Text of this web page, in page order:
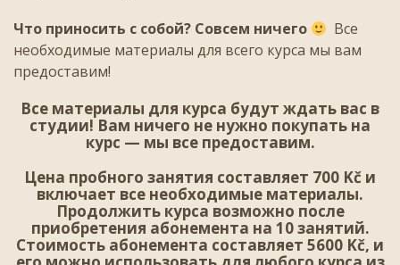
Что приносить с собой? Совсем ничего
Все
необходимые материалы для всего курса мы вам
предоставим!
Все материалы для курса будут ждать вас в
студии! Вам ничего не нужно покупать на
курс — мы все предоставим.
Цена пробного занятия составляет 700 Kč и
включает все необходимые материалы.
Продолжить курса возможно после
приобретения абонемента на 10 занятий.
Стоимость абонемента составляет 5600 Kč, и